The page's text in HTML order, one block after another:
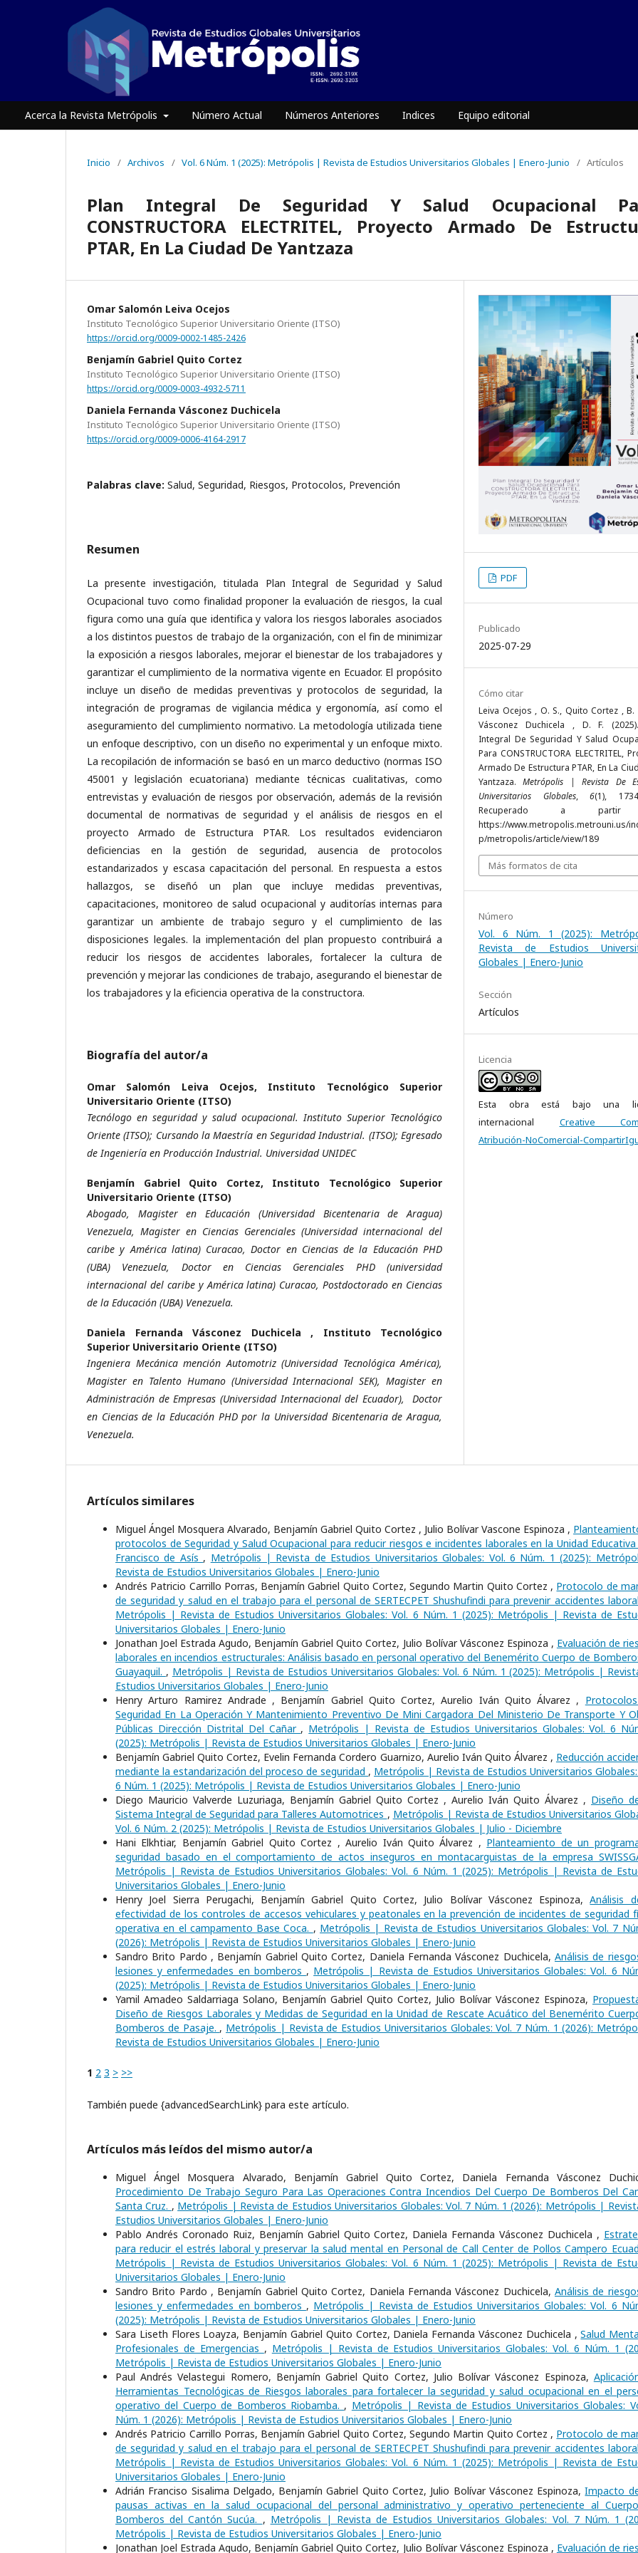
Acerca la Revista Metrópolis Número Actual Números Anteriores Indices Equipo editorial
Inicio / Archivos / Vol. 6 Núm. 1 (2025): Metrópolis | Revista de Estudios Universitarios Globales | Enero-Junio / Artículos
Plan Integral De Seguridad Y Salud Ocupacional
CONSTRUCTORA ELECTRITEL, Proyecto Armado De
PTAR, En La Ciudad De Yantzaza
Omar Salomón Leiva Ocejos
Instituto Tecnológico Superior Universitario Oriente (ITSO)
https://orcid.org/0009-0002-1485-2426
Benjamín Gabriel Quito Cortez
Instituto Tecnológico Superior Universitario Oriente (ITSO)
https://orcid.org/0009-0003-4932-5711
Daniela Fernanda Vásconez Duchicela
Instituto Tecnológico Superior Universitario Oriente (ITSO)
https://orcid.org/0009-0006-4164-2917
Palabras clave: Salud, Seguridad, Riesgos, Protocolos, Prevención
Resumen
La presente investigación, titulada Plan Integral de Seguridad y Salud
Ocupacional tuvo como finalidad proponer la evaluación de riesgos, la cual
figura como una guía que identifica y valora los riesgos laborales asociados
a los distintos puestos de trabajo de la organización, con el fin de minimizar
la exposición a riesgos laborales, mejorar el bienestar de los trabajadores y
garantizar el cumplimiento de la normativa vigente en Ecuador. El propósito
incluye un diseño de medidas preventivas y protocolos de seguridad, la
integración de programas de vigilancia médica y ergonomía, así como el
aseguramiento del cumplimiento normativo. La metodología utilizada tiene
un enfoque descriptivo, con un diseño no experimental y un enfoque mixto.
La recopilación de información se basó en un marco deductivo (normas ISO
45001 y legislación ecuatoriana) mediante técnicas cualitativas, como
entrevistas y evaluación de riesgos por observación, además de la revisión
documental de normativas de seguridad y el análisis de riesgos en el
proyecto Armado de Estructura PTAR. Los resultados evidenciaron
deficiencias en la gestión de seguridad, ausencia de protocolos
estandarizados y escasa capacitación del personal. En respuesta a estos
hallazgos, se diseñó un plan que incluye medidas preventivas,
capacitaciones, monitoreo de salud ocupacional y auditorías internas para
garantizar un ambiente de trabajo seguro y el cumplimiento de las
disposiciones legales. la implementación del plan propuesto contribuirá a
reducir los riesgos de accidentes laborales, fortalecer la cultura de
prevención y mejorar las condiciones de trabajo, asegurando el bienestar de
los trabajadores y la eficiencia operativa de la constructora.
Biografía del autor/a
Omar Salomón Leiva Ocejos, Instituto Tecnológico Superior
Universitario Oriente (ITSO)
Tecnólogo en seguridad y salud ocupacional. Instituto Superior Tecnológico
Oriente (ITSO); Cursando la Maestría en Seguridad Industrial. (ITSO); Egresado
de Ingeniería en Producción Industrial. Universidad UNIDEC
Benjamín Gabriel Quito Cortez, Instituto Tecnológico Superior
Universitario Oriente (ITSO)
Abogado, Magister en Educación (Universidad Bicentenaria de Aragua)
Venezuela, Magister en Ciencias Gerenciales (Universidad internacional del
caribe y América latina) Curacao, Doctor en Ciencias de la Educación PHD
(UBA) Venezuela, Doctor en Ciencias Gerenciales PHD (universidad
internacional del caribe y América latina) Curacao, Postdoctorado en Ciencias
de la Educación (UBA) Venezuela.
Daniela Fernanda Vásconez Duchicela , Instituto Tecnológico
Superior Universitario Oriente (ITSO)
Ingeniera Mecánica mención Automotriz (Universidad Tecnológica América),
Magister en Talento Humano (Universidad Internacional SEK), Magister en
Administración de Empresas (Universidad Internacional del Ecuador), Doctor
en Ciencias de la Educación PHD por la Universidad Bicentenaria de Aragua,
Venezuela.
PDF
Publicado
2025-07-29
Cómo citar
Leiva Ocejos , O. S., Quito Cortez , B.
Vásconez Duchicela , D. F.
Integral De Seguridad Y Salud
Para CONSTRUCTORA ELECTRITEL,
Armado De Estructura PTAR, En La
Yantzaza.Metrópolis | Revista De
Universitarios Globales,6(1),
Recuperado a
https://www.metropolis.metrouni.us/
p/metropolis/article/view/189
Más formatos de cita
Número
Vol. 6 Núm. 1 (2025):
Revista de Estudios
Globales | Enero-Junio
Sección
Artículos
Licencia
Esta obra está bajo una
internacional Creative
Atribución-NoComercial-
Artículos similares
Miguel Ángel Mosquera Alvarado, Benjamín Gabriel Quito Cortez , Julio Bolívar Vascone Espinoza ,
protocolos de Seguridad y Salud Ocupacional para reducir riesgos e incidentes laborales en la Unidad Educativa
Francisco de Asís , Metrópolis | Revista de Estudios Universitarios Globales: Vol. 6 Núm. 1 (2025):
Revista de Estudios Universitarios Globales | Enero-Junio
Andrés Patricio Carrillo Porras, Benjamín Gabriel Quito Cortez, Segundo Martin Quito Cortez , Protocolo de
de seguridad y salud en el trabajo para el personal de SERTECPET Shushufindi para prevenir accidentes
Metrópolis | Revista de Estudios Universitarios Globales: Vol. 6 Núm. 1 (2025): Metrópolis | Revista de
Universitarios Globales | Enero-Junio
Jonathan Joel Estrada Agudo, Benjamín Gabriel Quito Cortez, Julio Bolívar Vásconez Espinoza , Evaluación de
laborales en incendios estructurales: Análisis basado en personal operativo del Benemérito Cuerpo de
Guayaquil. , Metrópolis | Revista de Estudios Universitarios Globales: Vol. 6 Núm. 1 (2025): Metrópolis |
Estudios Universitarios Globales | Enero-Junio
Henry Arturo Ramirez Andrade , Benjamín Gabriel Quito Cortez, Aurelio Iván Quito Álvarez ,
Seguridad En La Operación Y Mantenimiento Preventivo De Mini Cargadora Del Ministerio De Transporte Y
Públicas Dirección Distrital Del Cañar , Metrópolis | Revista de Estudios Universitarios Globales: Vol. 6
(2025): Metrópolis | Revista de Estudios Universitarios Globales | Enero-Junio
Benjamín Gabriel Quito Cortez, Evelin Fernanda Cordero Guarnizo, Aurelio Iván Quito Álvarez , Reducción
mediante la estandarización del proceso de seguridad , Metrópolis | Revista de Estudios Universitarios Globales:
6 Núm. 1 (2025): Metrópolis | Revista de Estudios Universitarios Globales | Enero-Junio
Diego Mauricio Valverde Luzuriaga, Benjamín Gabriel Quito Cortez , Aurelio Iván Quito Álvarez , Diseño
Sistema Integral de Seguridad para Talleres Automotrices , Metrópolis | Revista de Estudios Universitarios
Vol. 6 Núm. 2 (2025): Metrópolis | Revista de Estudios Universitarios Globales | Julio - Diciembre
Hani Elkhtiar, Benjamín Gabriel Quito Cortez , Aurelio Iván Quito Álvarez , Planteamiento de un
seguridad basado en el comportamiento de actos inseguros en montacarguistas de la empresa
Metrópolis | Revista de Estudios Universitarios Globales: Vol. 6 Núm. 1 (2025): Metrópolis | Revista de
Universitarios Globales | Enero-Junio
Henry Joel Sierra Perugachi, Benjamín Gabriel Quito Cortez, Julio Bolívar Vásconez Espinoza,Análisis
efectividad de los controles de accesos vehiculares y peatonales en la prevención de incidentes de seguridad
operativa en el campamento Base Coca. , Metrópolis | Revista de Estudios Universitarios Globales: Vol. 7
(2026): Metrópolis | Revista de Estudios Universitarios Globales | Enero-Junio
Sandro Brito Pardo , Benjamín Gabriel Quito Cortez, Daniela Fernanda Vásconez Duchicela, Análisis de
lesiones y enfermedades en bomberos , Metrópolis | Revista de Estudios Universitarios Globales: Vol. 6
(2025): Metrópolis | Revista de Estudios Universitarios Globales | Enero-Junio
Yamil Amadeo Saldarriaga Solano, Benjamín Gabriel Quito Cortez, Julio Bolívar Vásconez Espinoza,
Diseño de Riesgos Laborales y Medidas de Seguridad en la Unidad de Rescate Acuático del Benemérito
Bomberos de Pasaje. , Metrópolis | Revista de Estudios Universitarios Globales: Vol. 7 Núm. 1 (2026):
Revista de Estudios Universitarios Globales | Enero-Junio
1 2 3 > >>
También puede {advancedSearchLink} para este artículo.
Artículos más leídos del mismo autor/a
Miguel Ángel Mosquera Alvarado, Benjamín Gabriel Quito Cortez, Daniela Fernanda Vásconez
Procedimiento De Trabajo Seguro Para Las Operaciones Contra Incendios Del Cuerpo De Bomberos Del
Santa Cruz. , Metrópolis | Revista de Estudios Universitarios Globales: Vol. 7 Núm. 1 (2026): Metrópolis |
Estudios Universitarios Globales | Enero-Junio
Pablo Andrés Coronado Ruiz, Benjamín Gabriel Quito Cortez, Daniela Fernanda Vásconez Duchicela ,
para reducir el estrés laboral y preservar la salud mental en Personal de Call Center de Pollos Campero
Metrópolis | Revista de Estudios Universitarios Globales: Vol. 6 Núm. 1 (2025): Metrópolis | Revista de
Universitarios Globales | Enero-Junio
Sandro Brito Pardo , Benjamín Gabriel Quito Cortez, Daniela Fernanda Vásconez Duchicela, Análisis de
lesiones y enfermedades en bomberos , Metrópolis | Revista de Estudios Universitarios Globales: Vol. 6
(2025): Metrópolis | Revista de Estudios Universitarios Globales | Enero-Junio
Sara Liseth Flores Loayza, Benjamín Gabriel Quito Cortez, Daniela Fernanda Vásconez Duchicela ,Salud
Profesionales de Emergencias , Metrópolis | Revista de Estudios Universitarios Globales: Vol. 6 Núm. 1
Metrópolis | Revista de Estudios Universitarios Globales | Enero-Junio
Paul Andrés Velastegui Romero, Benjamín Gabriel Quito Cortez, Julio Bolívar Vásconez Espinoza,
Herramientas Tecnológicas de Riesgos laborales para fortalecer la seguridad y salud ocupacional en el
operativo del Cuerpo de Bomberos Riobamba. , Metrópolis | Revista de Estudios Universitarios Globales:
Núm. 1 (2026): Metrópolis | Revista de Estudios Universitarios Globales | Enero-Junio
Andrés Patricio Carrillo Porras, Benjamín Gabriel Quito Cortez, Segundo Martin Quito Cortez , Protocolo de
de seguridad y salud en el trabajo para el personal de SERTECPET Shushufindi para prevenir accidentes
Metrópolis | Revista de Estudios Universitarios Globales: Vol. 6 Núm. 1 (2025): Metrópolis | Revista de
Universitarios Globales | Enero-Junio
Adrián Franciso Sisalima Delgado, Benjamín Gabriel Quito Cortez, Julio Bolívar Vásconez Espinoza,Impacto
pausas activas en la salud ocupacional del personal administrativo y operativo perteneciente al
Bomberos del Cantón Sucúa. , Metrópolis | Revista de Estudios Universitarios Globales: Vol. 7 Núm. 1
Metrópolis | Revista de Estudios Universitarios Globales | Enero-Junio
Jonathan Joel Estrada Agudo, Benjamín Gabriel Quito Cortez, Julio Bolívar Vásconez Espinoza , Evaluación de